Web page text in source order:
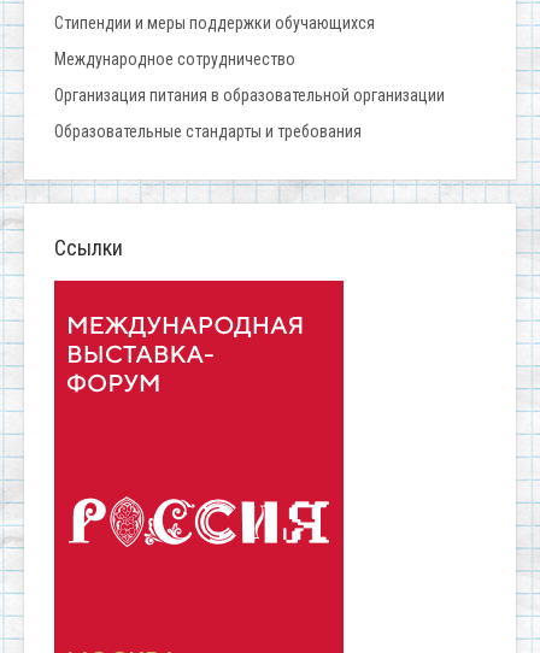
Стипендии и меры поддержки обучающихся
Международное сотрудничество
Организация питания в образовательной организации
Образовательные стандарты и требования
Ссылки